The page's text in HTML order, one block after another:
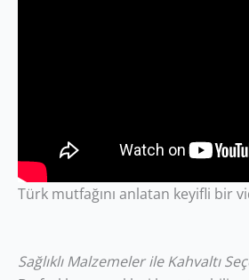
Türk mutfağını anlatan keyifli bir
Sağlıklı Malzemeler ile Kahvaltı